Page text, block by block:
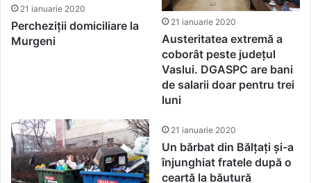
21 ianuarie 2020
Percheziții domiciliare la
Murgeni
21 ianuarie 2020
Austeritatea extremă a
coborât peste județul
Vaslui. DGASPC are bani
de salarii doar pentru trei
luni
21 ianuarie 2020
Un bărbat din Bălțați și-a
înjunghiat fratele după o
ceartă la băutură